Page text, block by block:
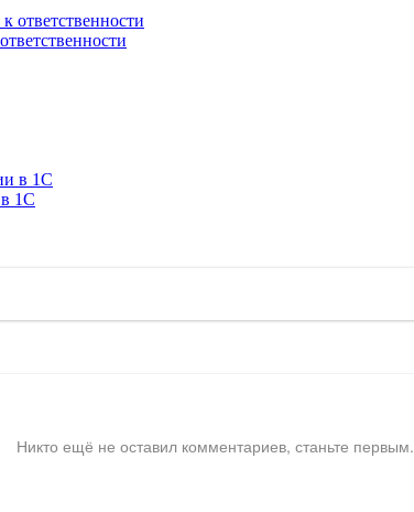
1C
Никто ещё не оставил комментариев, станьте первым.